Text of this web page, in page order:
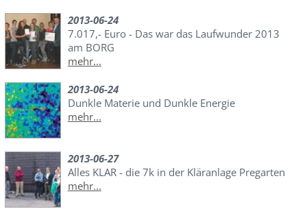
2013-06-24
7.017,- Euro - Das war das Laufwunder 2013
am BORG
mehr...
2013-06-24
Dunkle Materie und Dunkle Energie
mehr...
2013-06-27
Alles KLAR - die 7k in der Kläranlage Pregarten
mehr...